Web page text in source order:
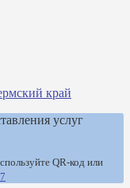
край
услуг
QR-код или